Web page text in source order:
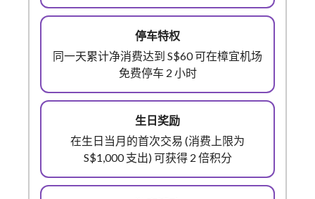
同一天累计净消费达到 S$60 可在樟宜机场
免费停车 2 小时
在生日当月的首次交易 (消费上限为
S$1,000 支出) 可获得 2 倍积分